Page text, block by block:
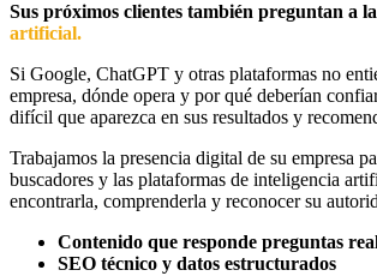
Sus próximos clientes también preguntan a la
artificial.
Si Google, ChatGPT y otras plataformas no
empresa, dónde opera y por qué deberían
difícil que aparezca en sus resultados y
Trabajamos la presencia digital de su empresa
buscadores y las plataformas de inteligencia
encontrarla, comprenderla y reconocer su
Contenido que responde preguntas
SEO técnico y datos estructurados